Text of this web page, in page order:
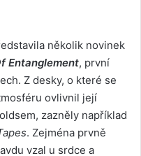
několik novinek
Entanglement, první
Z desky, o které se
ovlivnil její
zazněly například
. Zejména prvně
vzal u srdce a